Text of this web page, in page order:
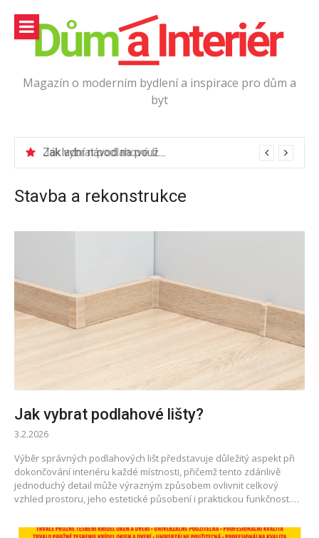
obsah
Magazín o moderním bydlení a inspirace pro dům a
byt
Jak vybrat podlahové lišty?
Stavba a rekonstrukce
Jak vybrat podlahové lišty?
3.2.2026
Výběr správných podlahových lišt představuje důležitý aspekt při
dokončování interiéru každé místnosti, přičemž tento zdánlivě
jednoduchý detail může výrazným způsobem ovlivnit celkový
vzhled prostoru, jeho estetické působení i praktickou funkčnost.…